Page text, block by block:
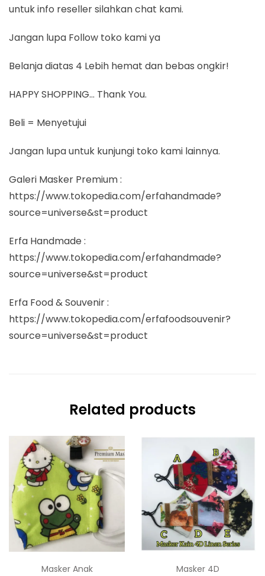
untuk info reseller silahkan chat kami.
Jangan lupa Follow toko kami ya
Belanja diatas 4 Lebih hemat dan bebas ongkir!
HAPPY SHOPPING… Thank You.
Beli = Menyetujui
Jangan lupa untuk kunjungi toko kami lainnya.
Galeri Masker Premium :
https://www.tokopedia.com/erfahandmade?
source=universe&st=product
Erfa Handmade :
https://www.tokopedia.com/erfahandmade?
source=universe&st=product
Erfa Food & Souvenir :
https://www.tokopedia.com/erfafoodsouvenir?
source=universe&st=product
Related products
Masker Anak Masker 4D